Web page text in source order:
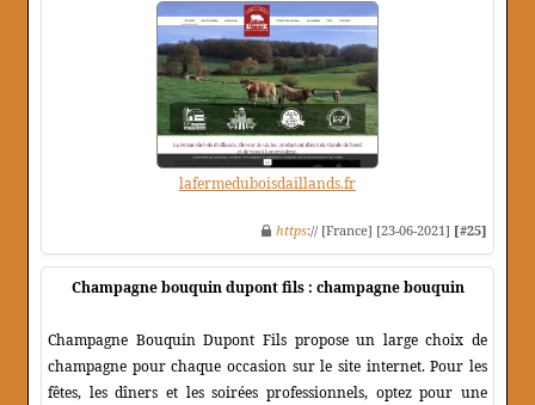
lafermeduboisdaillands.fr
https:// [France] [23-06-2021] [#25]
Champagne bouquin dupont fils : champagne bouquin
Champagne Bouquin Dupont Fils propose un large choix de
champagne pour chaque occasion sur le site internet. Pour les
fêtes, les dîners et les soirées professionnels, optez pour une